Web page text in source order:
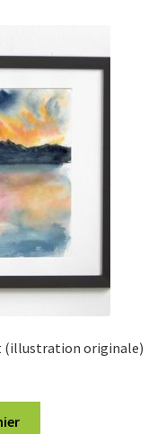
(illustration originale)